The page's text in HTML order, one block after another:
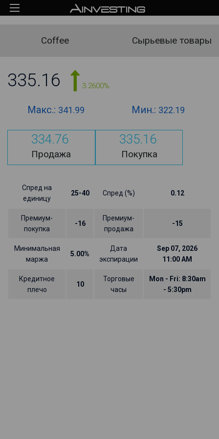
Coffee Сырьевые товары
335.16 3.2600%
Макс.: 341.99 Мин.: 322.19
334.76
Продажа
335.16
Покупка
Спред на
единицу
25-40 Спред (%) 0.12
Премиум-
покупка
-16
Премиум-
продажа
-15
Минимальная
маржа
5.00%
Дата
экспирации
Sep 07, 2026
11:00 AM
Кредитное
плечо
10
Торговые
часы
Mon - Fri: 8:30am
- 5:30pm